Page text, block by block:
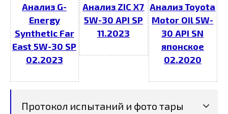
Анализ G-
Energy
Synthetic Far
East 5W-30 SP
02.2023
Анализ ZIC X7
5W-30 API SP
11.2023
Анализ Toyota
Motor Oil 5W-
30 API SN
японское
02.2020
Протокол испытаний и фото тары